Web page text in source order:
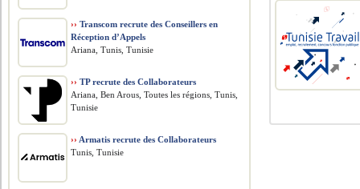
›› Transcom recrute des Conseillers en
Réception d’Appels
Ariana, Tunis, Tunisie
›› TP recrute des Collaborateurs
Ariana, Ben Arous, Toutes les régions, Tunis,
Tunisie
›› Armatis recrute des Collaborateurs
Tunis, Tunisie